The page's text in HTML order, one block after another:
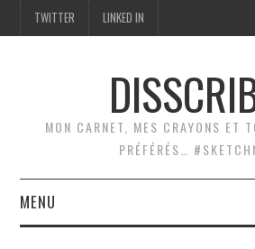
TWITTER LINKED IN
MON CARNET, MES CRAYONS ET
PRÉFÉRÉS…
MENU